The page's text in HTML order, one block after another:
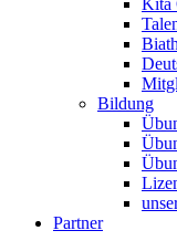
Kita
Bildung
Partner